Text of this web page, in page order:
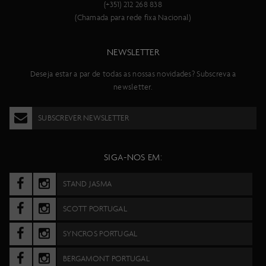
Bronze, para te preparares para percursos de nível de elite sem
gastar uma fortuna.
Tem em atenção que as especificações da bicicleta estão sujeitas
Quadro
Carbono HMX, tecnologia de suspensão integrada, Flex Pivot,
ângulo de direção ajustável, Syncros sistema de integração de
Forqueta
Fox 34 Rhythm Grip, 3P, Kabolt 15x110mm eixo, tubo de direção
cónico, ajuste de retorno, bloqueio
Curso dianteiro
140
Amortecedor traseiro
Fox Nude 6 EVOL Trunnion, SCOTT custom w. curso, ajuste de
geometria., 3 modes: bloqueio-controlo de tração-descida, baixa
(+351) 212 268 838
(Chamada para rede fixa Nacional)
NEWSLETTER
Deseja estar a par de todas as nossas novidades? Subscreva a
newsletter.
SUBSCREVER NEWSLETTER
SIGA-NOS EM:
STAND JASMA
SCOTT PORTUGAL
SYNCROS PORTUGAL
BERGAMONT PORTUGAL